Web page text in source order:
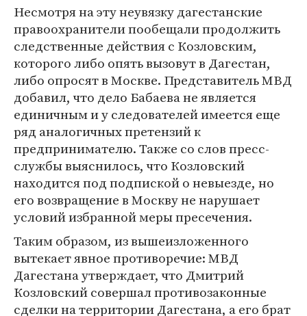
Несмотря на эту неувязку дагестанские
правоохранители пообещали продолжить
следственные действия с Козловским,
которого либо опять вызовут в Дагестан,
либо опросят в Москве. Представитель МВД
добавил, что дело Бабаева не является
единичным и у следователей имеется еще
ряд аналогичных претензий к
предпринимателю. Также со слов пресс-
службы выяснилось, что Козловский
находится под подпиской о невыезде, но
его возвращение в Москву не нарушает
условий избранной меры пресечения.
Таким образом, из вышеизложенного
вытекает явное противоречие: МВД
Дагестана утверждает, что Дмитрий
Козловский совершал противозаконные
сделки на территории Дагестана, а его брат